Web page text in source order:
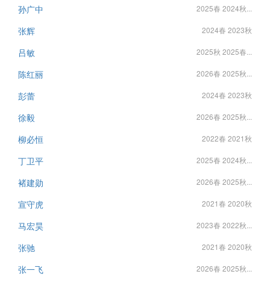
孙广中 2025春 2024秋...
张辉 2024春 2023秋
吕敏 2025秋 2025春...
陈红丽 2026春 2025秋...
彭蕾 2024春 2023秋
徐毅 2026春 2025秋...
柳必恒 2022春 2021秋
丁卫平 2025春 2024秋...
褚建勋 2026春 2025秋...
宣守虎 2021春 2020秋
马宏昊 2023春 2022秋...
张驰 2021春 2020秋
张一飞 2026春 2025秋...